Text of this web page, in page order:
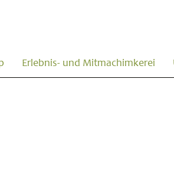
Erlebnis- und Mitmachimkerei